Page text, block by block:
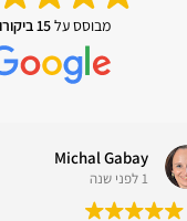
מבוסס על15 ביקורות
Michal Gabay
1 לפני שנה